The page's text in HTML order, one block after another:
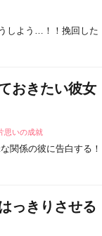
しよう…！！挽回した
おきたい彼女
思いの成就
関係の彼に告白する！
っきりさせる